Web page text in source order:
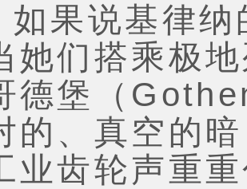
说基律纳的
她们搭乘极
德堡（
的、真空的
业齿轮声重